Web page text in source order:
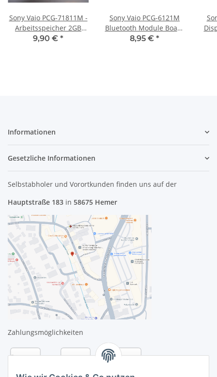
Sony Vaio PCG-71811M -
Arbeitsspeicher 2GB
RAM Memory DDR3
9,90 € *
Sony Vaio PCG-6121M
Bluetooth Module Board
& Cable T77H114.32
8,95 € *
Informationen
Gesetzliche Informationen
Selbstabholer und Vorortkunden finden uns auf der
Hauptstraße 183 in 58675 Hemer
Zahlungsmöglichkeiten